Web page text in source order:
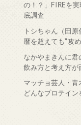
の！？」FIREを
底調査
トシちゃん（田
暦を超えても“攻
なかやまきんに
飲み方と考え方が
マッチョ芸人・青
どんなプロテイ